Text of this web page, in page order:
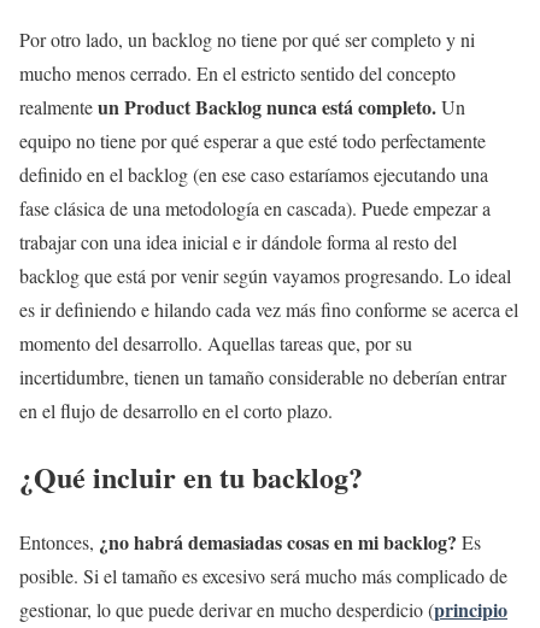
Por otro lado, un backlog no tiene por qué ser completo y ni
mucho menos cerrado. En el estricto sentido del concepto
realmenteun Product Backlog nunca está completo.Un
equipo no tiene por qué esperar a que esté todo perfectamente
definido en el backlog (en ese caso estaríamos ejecutando una
fase clásica de una metodología en cascada). Puede empezar a
trabajar con una idea inicial e ir dándole forma al resto del
backlog que está por venir según vayamos progresando. Lo ideal
es ir definiendo e hilando cada vez más fino conforme se acerca el
momento del desarrollo. Aquellas tareas que, por su
incertidumbre, tienen un tamaño considerable no deberían entrar
en el flujo de desarrollo en el corto plazo.
¿Qué incluir en tu backlog?
Entonces, ¿no habrá demasiadas cosas en mi backlog? Es
posible. Si el tamaño es excesivo será mucho más complicado de
gestionar, lo que puede derivar en mucho desperdicio (principio